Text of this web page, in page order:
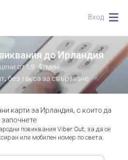
Вход
до Ирландия
от1.9 ¢/мин
без такса за свързване
карти за Ирландия, с които да
започнете
повиквания Viber Out, за да се
или мобилен номер по света.